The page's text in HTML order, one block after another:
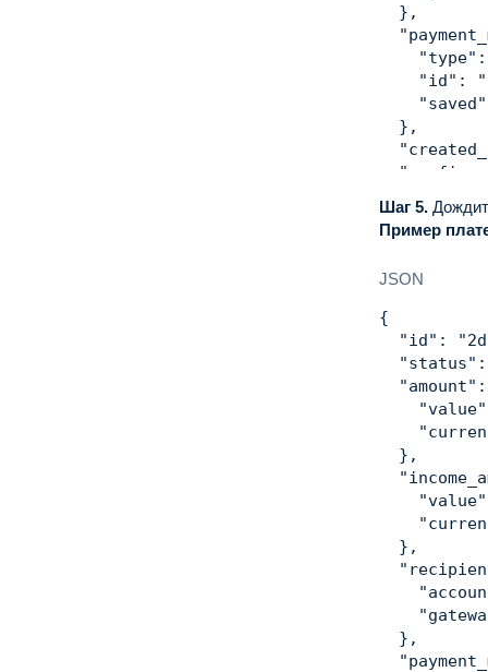
} ,
"type" :
"id" :
"saved"
} ,
},
"paid"
:
Шаг 5.
Пример
JSON
{
"id" :
"status" :
"amount" :
"value"
} ,
"value"
} ,
} ,